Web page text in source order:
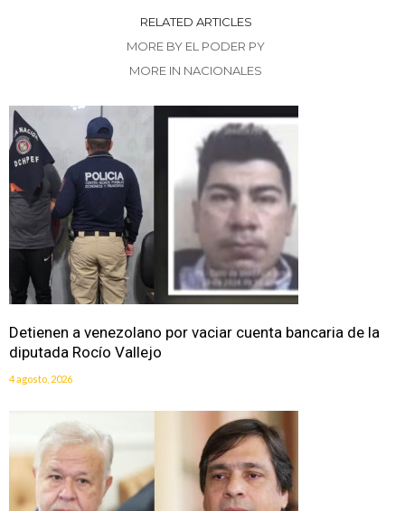
RELATED ARTICLES
MORE BY EL PODER PY
MORE IN NACIONALES
Detienen a venezolano por vaciar cuenta bancaria de la
diputada Rocío Vallejo
4 agosto, 2026